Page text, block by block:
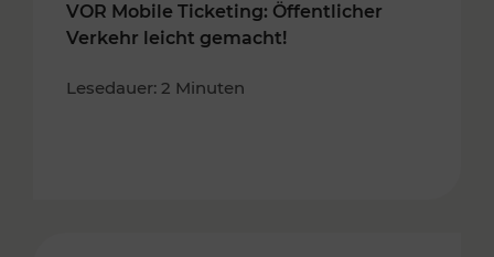
VOR Mobile Ticketing: Öffentlicher
Verkehr leicht gemacht!
Lesedauer: 2 Minuten